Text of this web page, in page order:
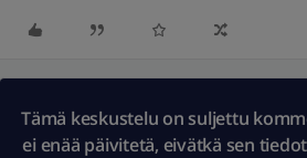
Tämä keskustelu on suljettu
ei enää päivitetä, eivätkä sen